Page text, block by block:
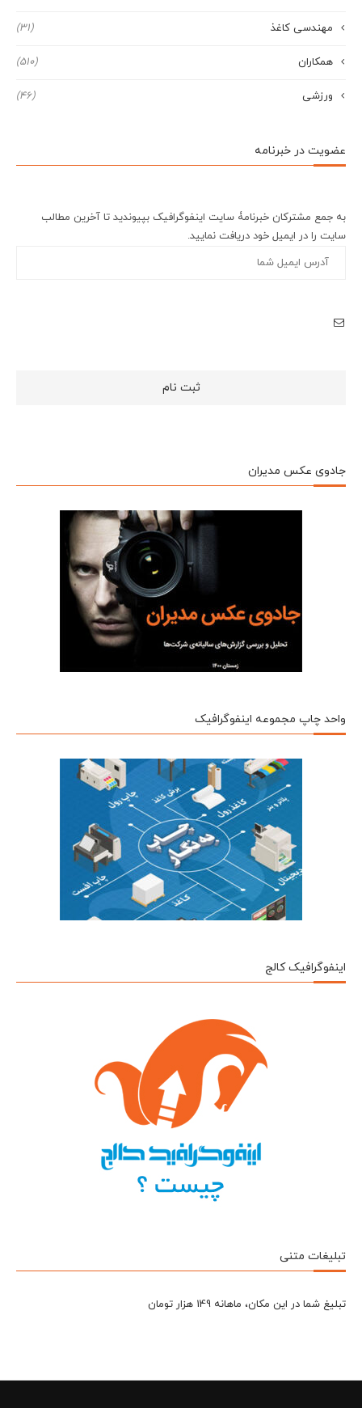
مهندسی کاغذ (31)
همکاران (510)
ورزشی (46)
عضویت در خبرنامه
به جمع مشترکان خبرنامۀ سایت اینفوگرافیک بپیوندید تا آخرین مطالب
سایت را در ایمیل خود دریافت نمایید.
جادوی عکس مدیران
واحد چاپ مجموعه اینفوگرافیک
اینفوگرافیک کالج
تبلیغات متنی
تبلیغ شما در این مکان، ماهانه 149 هزار تومان